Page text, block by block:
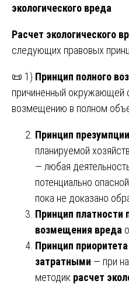
экологического вреда
Расчет экологического
следующих правовых
📜 1) Принцип полного
причиненный окружающей
возмещению в полном
Принцип
планируемой
— любая
потенциально
пока не доказано
Принцип платности
возмещения вреда
Принцип
затратными — при
методик расчет